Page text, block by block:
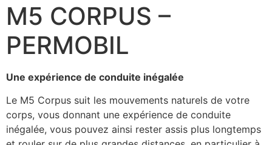
M5 CORPUS –
PERMOBIL
Une expérience de conduite inégalée
Le M5 Corpus suit les mouvements naturels de votre
corps, vous donnant une expérience de conduite
inégalée, vous pouvez ainsi rester assis plus longtemps